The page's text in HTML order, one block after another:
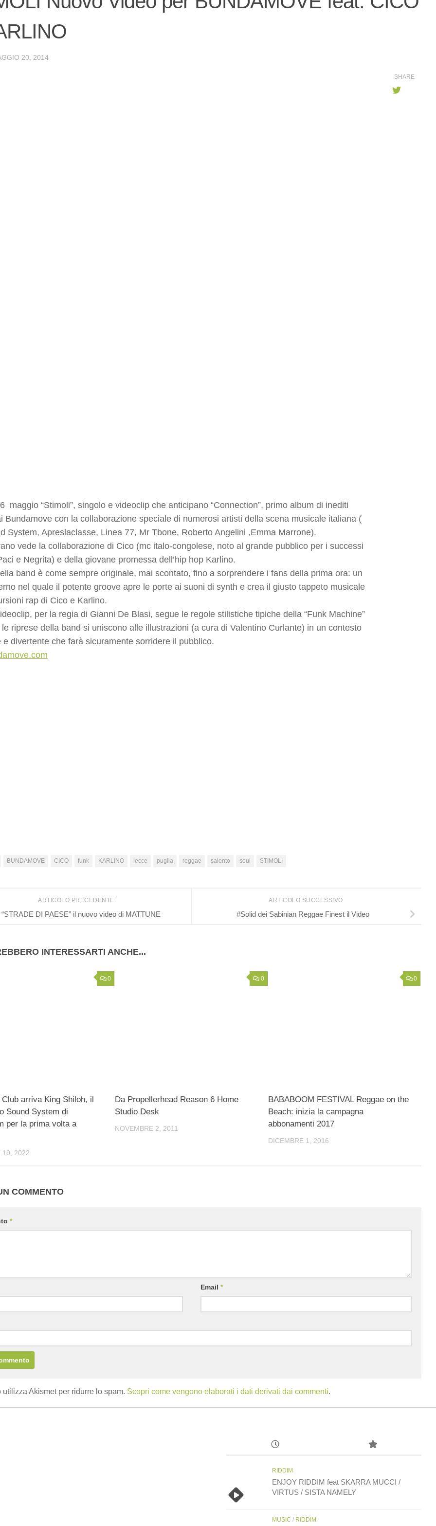
20, 2014
maggio “Stimoli”, singolo e videoclip che anticipano “Connection”, primo album di inediti
Bundamove con la collaborazione speciale di numerosi artisti della scena musicale italiana (
System, Apreslaclasse, Linea 77, Mr Tbone, Roberto Angelini ,Emma Marrone).
vede la collaborazione di Cico (mc italo-congolese, noto al grande pubblico per i successi
e Negrita) e della giovane promessa dell’hip hop Karlino.
band è come sempre originale, mai scontato, fino a sorprendere i fans della prima ora: un
nel quale il potente groove apre le porte ai suoni di synth e crea il giusto tappeto musicale
rap di Cico e Karlino.
per la regia di Gianni De Blasi, segue le regole stilistiche tipiche della “Funk Machine”
riprese della band si uniscono alle illustrazioni (a cura di Valentino Curlante) in un contesto
e divertente che farà sicuramente sorridere il pubblico.
SHARE
BUNDAMOVE CICO funk KARLINO lecce puglia reggae salento soul STIMOLI
ARTICOLO SUCCESSIVO
#Solid dei Sabinian Reggae Finest il Video
ARTICOLO PRECEDENTE
“STRADE DI PAESE” il nuovo video di MATTUNE
INTERESSARTI ANCHE...
0
arriva King Shiloh, il
Sound System di
per la prima volta a
19, 2022
0
Da Propellerhead Reason 6 Home
Studio Desk
NOVEMBRE 2, 2011
0
BABABOOM FESTIVAL Reggae on the
Beach: inizia la campagna
abbonamenti 2017
DICEMBRE 1, 2016
COMMENTO
*
Email*
utilizza Akismet per ridurre lo spam. Scopri come vengono elaborati i dati derivati dai commenti.
RIDDIM
ENJOY RIDDIM feat SKARRA MUCCI /
VIRTUS / SISTA NAMELY
MUSIC / RIDDIM